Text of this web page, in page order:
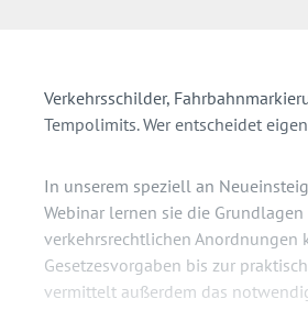
Verkehrsschilder,
Tempolimits. Wer entscheidet
In unserem speziell an
Webinar lernen sie die Grundlagen
verkehrsrechtlichen Anordnungen
Gesetzesvorgaben bis zur
vermittelt außerdem das